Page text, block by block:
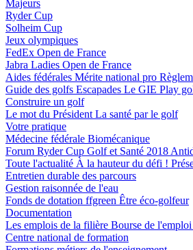
Majeurs
Ryder Cup
Solheim Cup
Jeux olympiques
FedEx Open de France
Jabra Ladies Open de France
Aides fédérales Mérite national pro
Guide des golfs Escapades Le GIE Play
Construire un golf
Le mot du Président La santé par le golf
Votre pratique
Médecine fédérale Biomécanique
Forum Ryder Cup Golf et Santé 2018
Toute l'actualité À la hauteur du défi !
Entretien durable des parcours
Gestion raisonnée de l'eau
Fonds de dotation ffgreen Être éco-golfeur
Documentation
Les emplois de la filière Bourse de l'emploi
Centre national de formation